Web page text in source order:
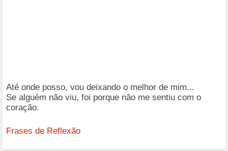
Até onde posso, vou deixando o melhor de mim...
Se alguém não viu, foi porque não me sentiu com o
coração.
Frases de Reflexão